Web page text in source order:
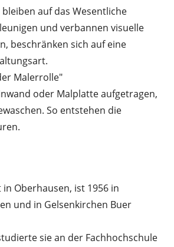
auf das Wesentliche
und verbannen visuelle
beschränken sich auf eine
Malerrolle"
oder Malplatte aufgetragen,
So entstehen die
Oberhausen, ist 1956 in
und in Gelsenkirchen Buer
sie an der Fachhochschule